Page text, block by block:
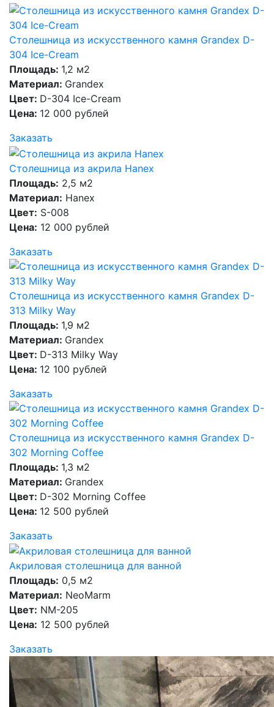
Столешница из искусственного камня Grandex D-
304 Ice-Cream
Площадь: 1,2 м2
Материал: Grandex
Цвет: D-304 Ice-Cream
Цена: 12 000 рублей
Заказать
Столешница из акрила Hanex
Площадь: 2,5 м2
Материал: Hanex
Цвет: S-008
Цена: 12 000 рублей
Заказать
Столешница из искусственного камня Grandex D-
313 Milky Way
Площадь: 1,9 м2
Материал: Grandex
Цвет: D-313 Milky Way
Цена: 12 100 рублей
Заказать
Столешница из искусственного камня Grandex D-
302 Morning Coffee
Площадь: 1,3 м2
Материал: Grandex
Цвет: D-302 Morning Coffee
Цена: 12 500 рублей
Заказать
Акриловая столешница для ванной
Площадь: 0,5 м2
Материал: NeoMarm
Цвет: NM-205
Цена: 12 500 рублей
Заказать